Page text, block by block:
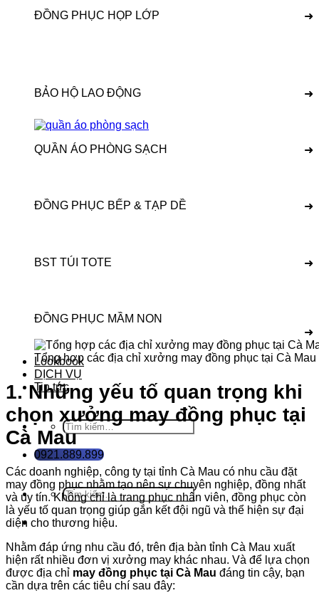
ĐỒNG PHỤC HỌP LỚP ➜
BẢO HỘ LAO ĐỘNG ➜
QUẦN ÁO PHÒNG SẠCH ➜
ĐỒNG PHỤC BẾP & TẠP DỀ ➜
BST TÚI TOTE ➜
ĐỒNG PHỤC MẦM NON
➜
Lookbook
DỊCH VỤ
Tin tức
Tìm
kiếm:
0921.889.899
Tìm
kiếm:
Tổng hợp các địa chỉ xưởng may đồng phục tại Cà Mau
1. Những yếu tố quan trọng khi
chọn xưởng may đồng phục tại
Cà Mau
Các doanh nghiệp, công ty tại tỉnh Cà Mau có nhu cầu đặt
may đồng phục nhằm tạo nên sự chuyên nghiệp, đồng nhất
và uy tín. Không chỉ là trang phục nhân viên, đồng phục còn
là yếu tố quan trọng giúp gắn kết đội ngũ và thể hiện sự đại
diện cho thương hiệu.
Nhằm đáp ứng nhu cầu đó, trên địa bàn tỉnh Cà Mau xuất
hiện rất nhiều đơn vị xưởng may khác nhau. Và để lựa chọn
được địa chỉ may đồng phục tại Cà Mau đáng tin cậy, bạn
cần dựa trên các tiêu chí sau đây: